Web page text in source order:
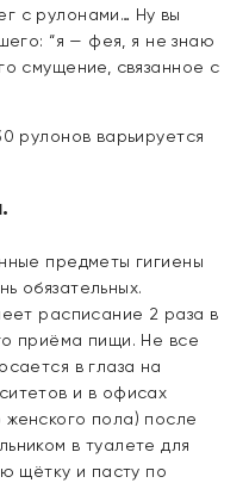
с рулонами… Ну вы
“я — фея, я не знаю
смущение, связанное с
рулонов варьируется
предметы гигиены
обязательных.
расписание 2 раза в
приёма пищи. Не все
в глаза на
и в офисах
пола) после
в туалете для
щётку и пасту по